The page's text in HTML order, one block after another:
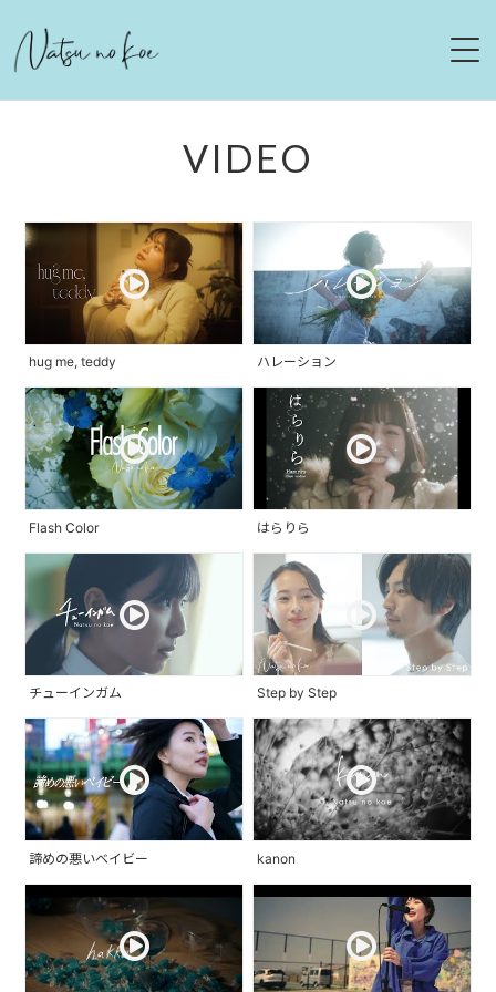
LIVE
ABOUT
DISCOGRAPHY
MOVIE
CONTACT
VIDEO
hug me, teddy ハレーション
Flash Color はらりら
チューインガム Step by Step
諦めの悪いベイビー kanon